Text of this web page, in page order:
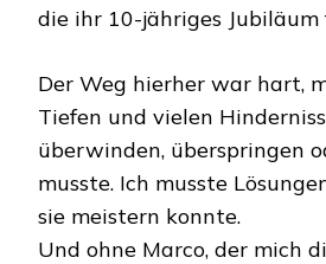
die ihr 10-jähriges Jubiläum
Der Weg hierher war hart,
Tiefen und vielen
überwinden, überspringen
musste. Ich musste
sie meistern konnte.
Und ohne Marco, der mich